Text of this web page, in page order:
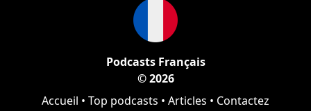
Podcasts Français
© 2026
Accueil • Top podcasts • Articles • Contactez